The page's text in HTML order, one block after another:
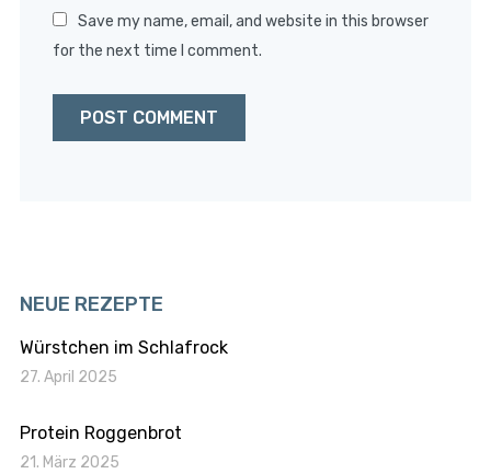
Save my name, email, and website in this browser
for the next time I comment.
NEUE REZEPTE
Würstchen im Schlafrock
27. April 2025
Protein Roggenbrot
21. März 2025